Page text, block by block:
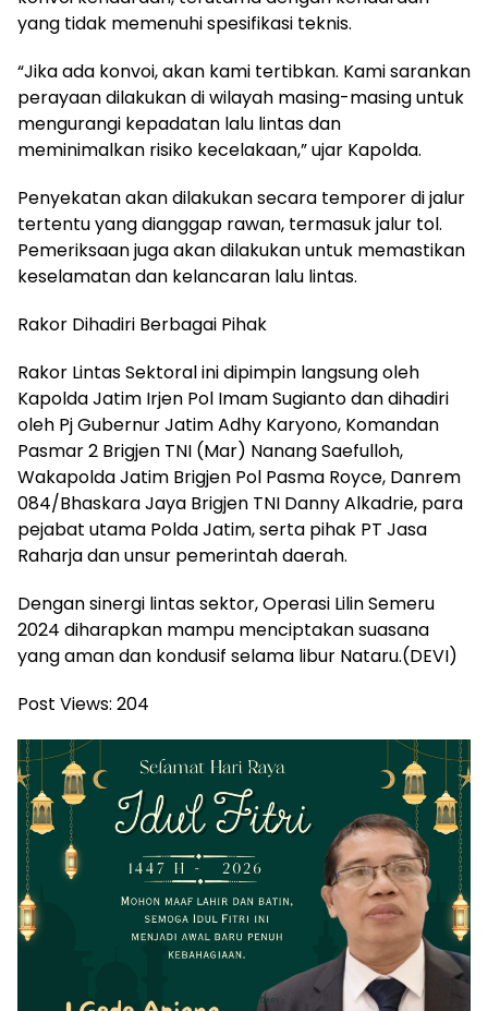
yang tidak memenuhi spesifikasi teknis.
“Jika ada konvoi, akan kami tertibkan. Kami sarankan
perayaan dilakukan di wilayah masing-masing untuk
mengurangi kepadatan lalu lintas dan
meminimalkan risiko kecelakaan,” ujar Kapolda.
Penyekatan akan dilakukan secara temporer di jalur
tertentu yang dianggap rawan, termasuk jalur tol.
Pemeriksaan juga akan dilakukan untuk memastikan
keselamatan dan kelancaran lalu lintas.
Rakor Dihadiri Berbagai Pihak
Rakor Lintas Sektoral ini dipimpin langsung oleh
Kapolda Jatim Irjen Pol Imam Sugianto dan dihadiri
oleh Pj Gubernur Jatim Adhy Karyono, Komandan
Pasmar 2 Brigjen TNI (Mar) Nanang Saefulloh,
Wakapolda Jatim Brigjen Pol Pasma Royce, Danrem
084/Bhaskara Jaya Brigjen TNI Danny Alkadrie, para
pejabat utama Polda Jatim, serta pihak PT Jasa
Raharja dan unsur pemerintah daerah.
Dengan sinergi lintas sektor, Operasi Lilin Semeru
2024 diharapkan mampu menciptakan suasana
yang aman dan kondusif selama libur Nataru.(DEVI)
Post Views: 204